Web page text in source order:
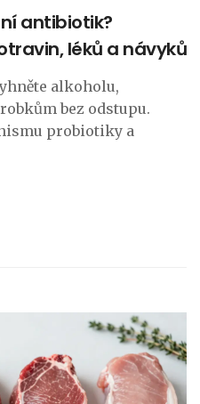
antibiotik?
léků a návyků
alkoholu,
bez odstupu.
probiotiky a